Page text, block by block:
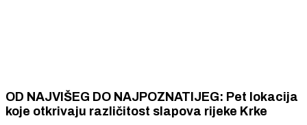
ZAVRŠNICA TROKUT AKADEMIJE: Sutra
ideja, iskustava i ljudi koji žele aktivno